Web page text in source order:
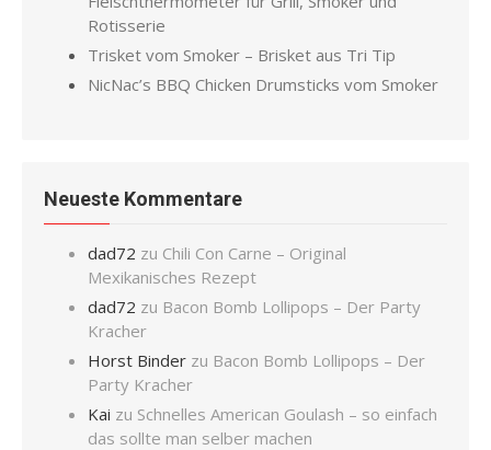
Rotisserie
Trisket vom Smoker – Brisket aus Tri Tip
NicNac’s BBQ Chicken Drumsticks vom Smoker
Neueste Kommentare
dad72 zu Chili Con Carne – Original
Mexikanisches Rezept
dad72 zu Bacon Bomb Lollipops – Der Party
Kracher
Horst Binder zu Bacon Bomb Lollipops – Der
Party Kracher
Kai zu Schnelles American Goulash – so einfach
das sollte man selber machen